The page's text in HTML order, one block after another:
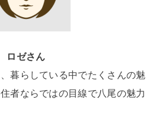
ロゼさん
暮らしている中でたくさんの魅
者ならではの目線で八尾の魅力